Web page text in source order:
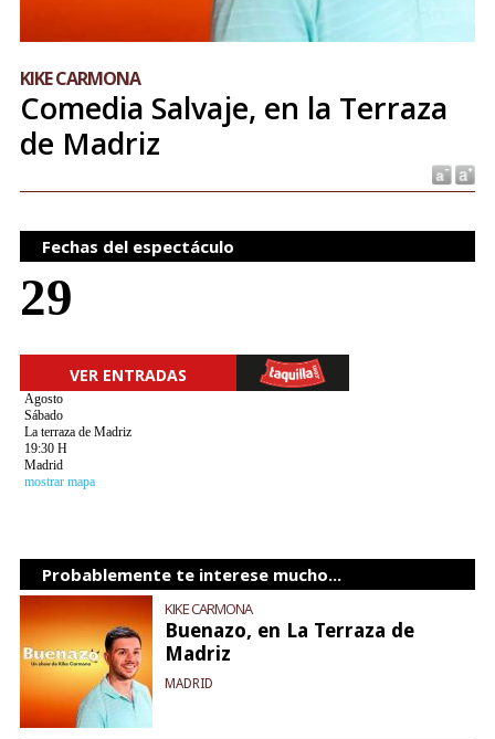
KIKE CARMONA
Comedia Salvaje, en la Terraza
de Madriz
Fechas del espectáculo
29
VER ENTRADAS
Agosto
Sábado
La terraza de Madriz
19:30 H
Madrid
mostrar mapa
Probablemente te interese mucho...
KIKE CARMONA
Buenazo, en La Terraza de
Madriz
MADRID